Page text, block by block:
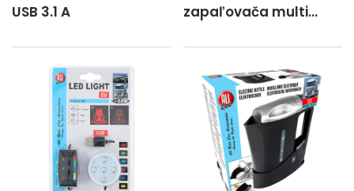
USB 3.1 A
zapaľovača multi